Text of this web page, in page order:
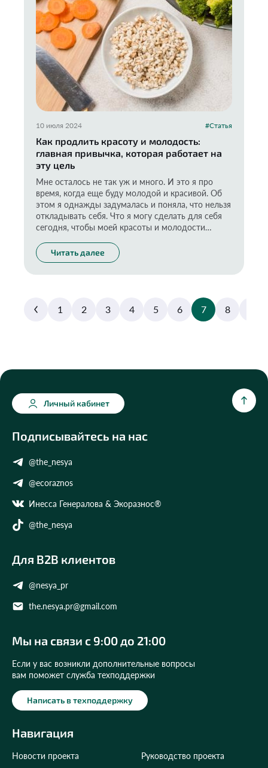
10 июля 2024 #Статья
Как продлить красоту и молодость:
главная привычка, которая работает на
эту цель
Мне осталось не так уж и много. И это я про
время, когда еще буду молодой и красивой. Об
этом я однажды задумалась и поняла, что нельзя
откладывать себя. Что я могу сделать для себя
сегодня, чтобы моей красоты и молодости
Читать далее
1 2 3 4 5 6 7 8
Подписывайтесь на нас
@the_nesya
@ecoraznos
Инесса Генералова & Экоразнос®
@the_nesya
Для B2B клиентов
@nesya_pr
the.nesya.pr@gmail.com
Навигация
Новости проекта Руководство проекта
Личный кабинет
Мы на связи с 9:00 до 21:00
Если у вас возникли дополнительные вопросы
вам поможет служба техподдержки
Написать в техподдержку